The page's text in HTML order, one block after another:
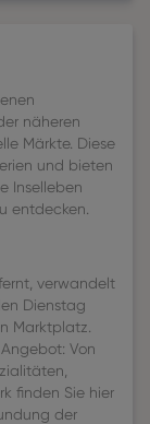
näheren
Märkte. Diese
und bieten
Inselleben
entdecken.
verwandelt
Dienstag
Marktplatz.
Von
finden Sie hier
der